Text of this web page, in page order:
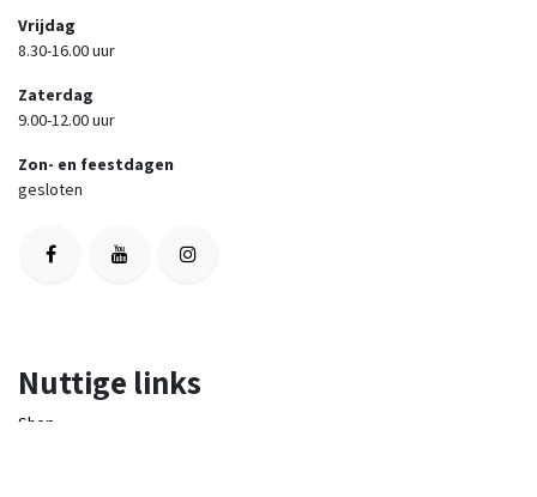
Vrijdag
8.30-16.00 uur
Zaterdag
9.00-12.00 uur
Zon- en feestdagen
gesloten
Nuttige links
Shop